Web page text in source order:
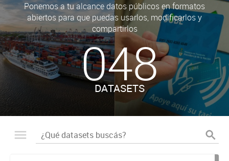
Ponemos a tu alcance datos públicos en formatos
abiertos para que puedas usarlos, modificarlos y
compartirlos
048
DATASETS